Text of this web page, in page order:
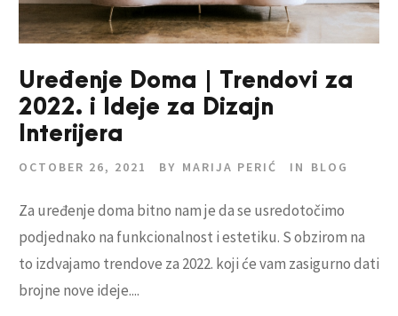
Uređenje Doma | Trendovi za
2022. i Ideje za Dizajn
Interijera
OCTOBER 26, 2021 BY MARIJA PERIĆ IN BLOG
Za uređenje doma bitno nam je da se usredotočimo
podjednako na funkcionalnost i estetiku. S obzirom na
to izdvajamo trendove za 2022. koji će vam zasigurno dati
brojne nove ideje....